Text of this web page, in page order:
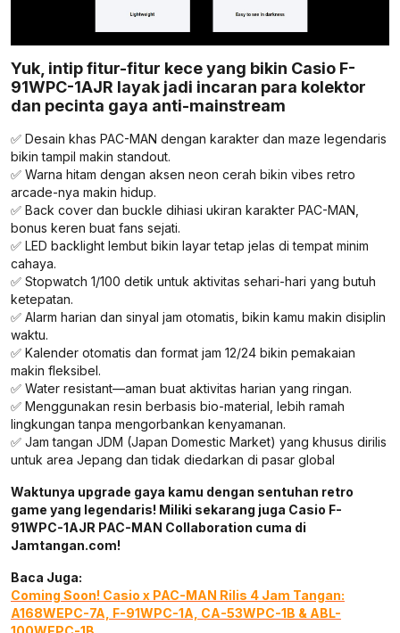
Yuk, intip fitur-fitur kece yang bikin Casio F-
91WPC-1AJR layak jadi incaran para kolektor
dan pecinta gaya anti-mainstream
✅ Desain khas PAC-MAN dengan karakter dan maze legendaris
bikin tampil makin standout.
✅ Warna hitam dengan aksen neon cerah bikin vibes retro
arcade-nya makin hidup.
✅ Back cover dan buckle dihiasi ukiran karakter PAC-MAN,
bonus keren buat fans sejati.
✅ LED backlight lembut bikin layar tetap jelas di tempat minim
cahaya.
✅ Stopwatch 1/100 detik untuk aktivitas sehari-hari yang butuh
ketepatan.
✅ Alarm harian dan sinyal jam otomatis, bikin kamu makin disiplin
waktu.
✅ Kalender otomatis dan format jam 12/24 bikin pemakaian
makin fleksibel.
✅ Water resistant—aman buat aktivitas harian yang ringan.
✅ Menggunakan resin berbasis bio-material, lebih ramah
lingkungan tanpa mengorbankan kenyamanan.
✅ Jam tangan JDM (Japan Domestic Market) yang khusus dirilis
untuk area Jepang dan tidak diedarkan di pasar global
Waktunya upgrade gaya kamu dengan sentuhan retro
game yang legendaris! Miliki sekarang juga Casio F-
91WPC-1AJR PAC-MAN Collaboration cuma di
Jamtangan.com!
Baca Juga:
Coming Soon! Casio x PAC-MAN Rilis 4 Jam Tangan:
A168WEPC-7A, F-91WPC-1A, CA-53WPC-1B & ABL-